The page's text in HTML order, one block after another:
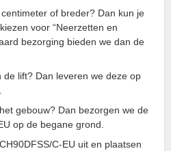
of breder? Dan kun je
voor “Neerzetten en
bezorging bieden we dan de
de lift? Dan leveren we deze op
gebouw? Dan bezorgen we de
op de begane grond.
C-EU uit en plaatsen